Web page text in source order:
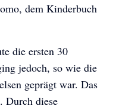
dem Kinderbuch
die ersten 30
jedoch, so wie die
geprägt war. Das
Durch diese